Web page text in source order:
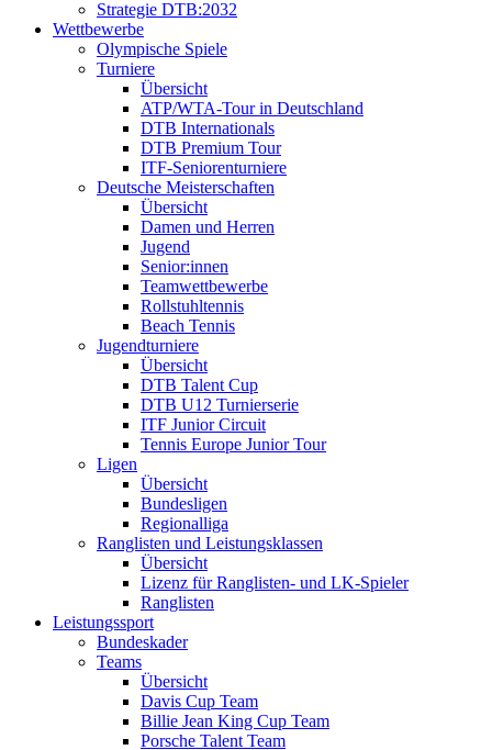
Strategie DTB:2032
Wettbewerbe
Olympische Spiele
Turniere
Übersicht
ATP/WTA-Tour in Deutschland
DTB Internationals
DTB Premium Tour
ITF-Seniorenturniere
Deutsche Meisterschaften
Übersicht
Damen und Herren
Jugend
Senior:innen
Teamwettbewerbe
Rollstuhltennis
Beach Tennis
Jugendturniere
Übersicht
DTB Talent Cup
DTB U12 Turnierserie
ITF Junior Circuit
Tennis Europe Junior Tour
Ligen
Übersicht
Bundesligen
Regionalliga
Ranglisten und Leistungsklassen
Übersicht
Lizenz für Ranglisten- und LK-Spieler
Ranglisten
Leistungssport
Bundeskader
Teams
Übersicht
Davis Cup Team
Billie Jean King Cup Team
Porsche Talent Team